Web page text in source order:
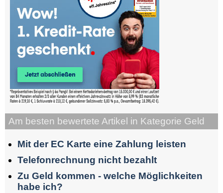
Am besten bewertete Artikel in Kategorie Geld
Mit der EC Karte eine Zahlung leisten
Telefonrechnung nicht bezahlt
Zu Geld kommen - welche Möglichkeiten
habe ich?